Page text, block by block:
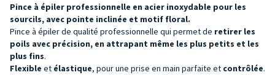
Pince à épiler professionnelle en acier inoxydable pour les
sourcils, avec pointe inclinée et motif floral.
Pince à épiler de qualité professionnelle qui permet de retirer les
poils avec précision, en attrapant même les plus petits et les
plus fins.
Flexible et élastique, pour une prise en main parfaite et contrôlée.